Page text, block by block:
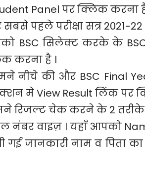
Panel पर क्लिक करना
पहले परीक्षा सत्र 2021-
BSC सिलेक्ट करके के
करना है ।
नीचे की और BSC Final
मे View Result लिंक पर
रिजल्ट चेक करने के 2 तरीके
नंबर वाइज़ । यहाँ आपको
गई जानकारी नाम व पिता